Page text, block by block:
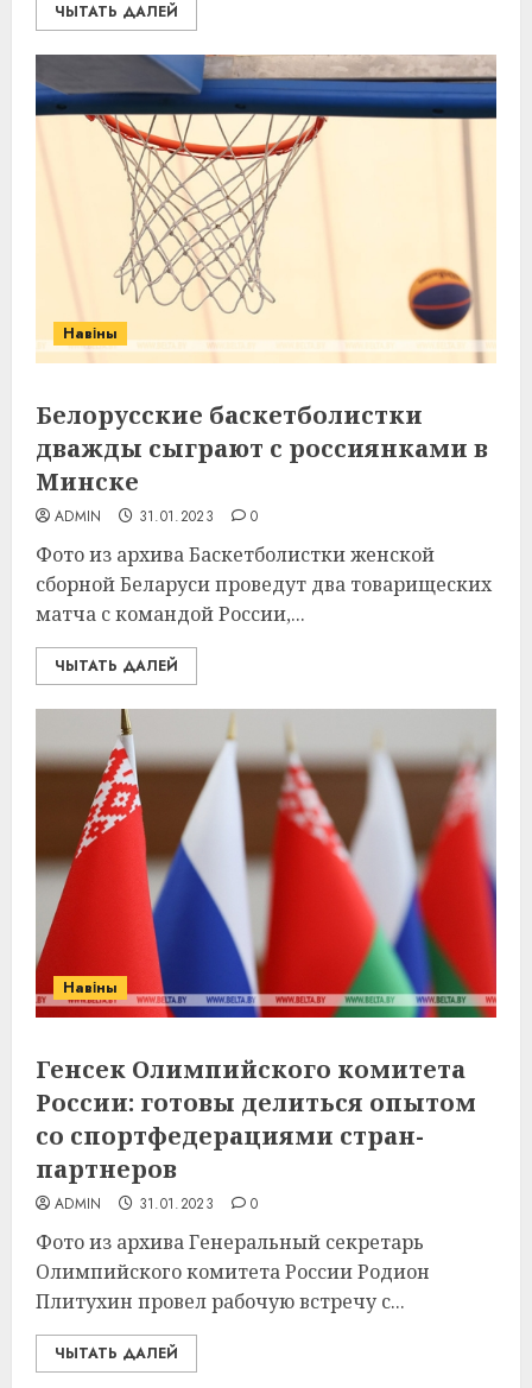
ЧЫТАТЬ ДАЛЕЙ
Навіны
Белорусские баскетболистки
дважды сыграют с россиянками в
Минске
ADMIN 31.01.2023 0
Фото из архива Баскетболистки женской
сборной Беларуси проведут два товарищеских
матча с командой России,...
ЧЫТАТЬ ДАЛЕЙ
Навіны
Генсек Олимпийского комитета
России: готовы делиться опытом
со спортфедерациями стран-
партнеров
ADMIN 31.01.2023 0
Фото из архива Генеральный секретарь
Олимпийского комитета России Родион
Плитухин провел рабочую встречу с...
ЧЫТАТЬ ДАЛЕЙ